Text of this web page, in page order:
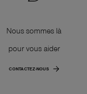
Nous sommes là
pour vous aider
CONTACTEZ-NOUS